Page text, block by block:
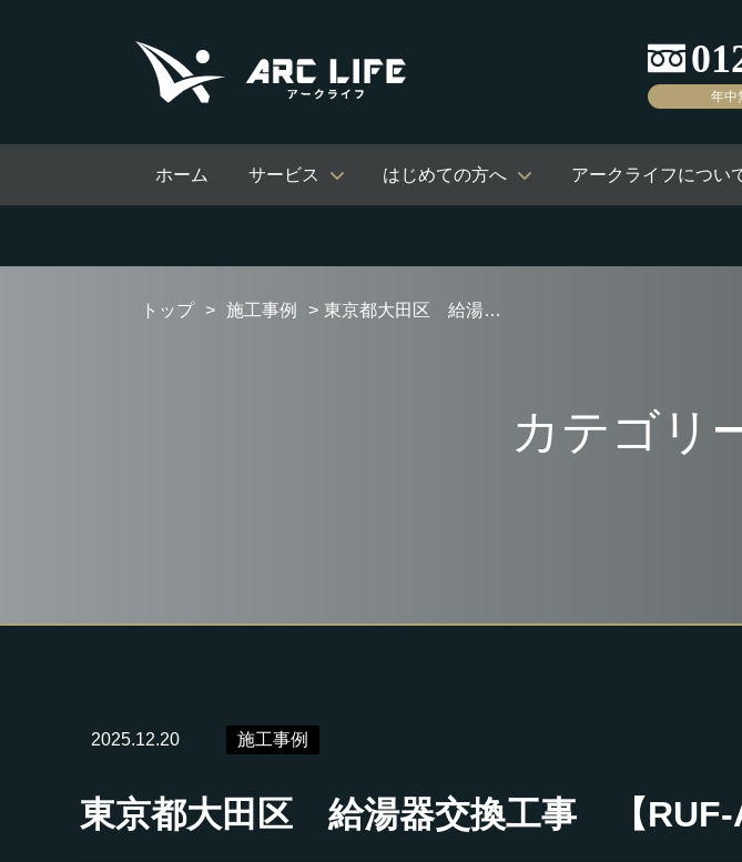
年中
ホーム サービス はじめての方へ アークライフについ
トップ 施工事例 東京都大田区 給湯器交換工事 【RUF-A2405AW(C)】
カテゴリ
2025.12.20 施工事例
東京都大田区 給湯器交換工事 【RUF-